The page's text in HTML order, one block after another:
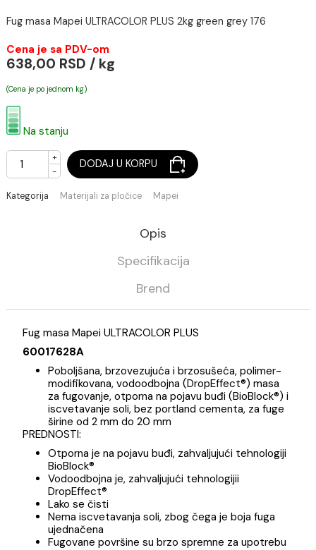
5kg
Cena je sa PDV-om
638,00 RSD / kg
(Cena je po jednom kg)
Na stanju
DODAJ U KORPU
Opis
Brend
Fug masa Mapei ULTRACOLOR PLUS
60017628A
Poboljšana, brzovezujuća i brzosušeća, polimer-
modifikovana, vodoodbojna (DropEffect®) masa
za fugovanje, otporna na pojavu buđi
iscvetavanje soli, bez portland cementa, za fuge
širine od 2 mm do 20 mm
PREDNOSTI: